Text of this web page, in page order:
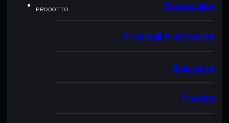
PRODOTTO Panoramica
Principali funzionalità
Sicurezza
Trading